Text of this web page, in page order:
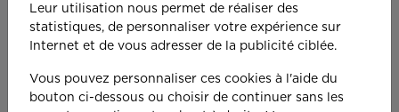
Leur utilisation nous permet de réaliser des
statistiques, de personnaliser votre expérience sur
Internet et de vous adresser de la publicité ciblée.
Vous pouvez personnaliser ces cookies à l'aide du
bouton ci-dessous ou choisir de continuer sans les